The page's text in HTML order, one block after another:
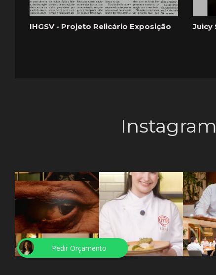
IHGSV - Projeto Relicário Exposição Juicy
Pedir Orçamento